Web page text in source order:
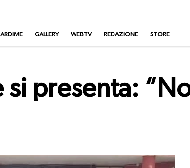
GALLERY WEBTV REDAZIONE STORE
si presenta: